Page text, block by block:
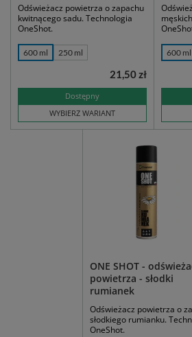
Odświeżacz powietrza o zapachu
kwitnącego sadu. Technologia
OneShot.
600 ml 250 ml
Dostępny
WYBIERZ WARIANT
21,50 zł
600 ml
ONE SHOT -
powietrza - słodki
rumianek
Odświeżacz powietrza o
słodkiego rumianku.
OneShot.